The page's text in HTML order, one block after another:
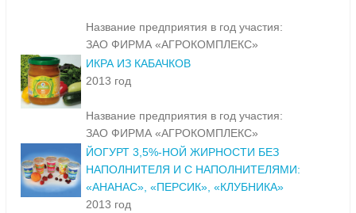
Название предприятия в год участия:
ЗАО ФИРМА «АГРОКОМПЛЕКС»
ИКРА ИЗ КАБАЧКОВ
2013 год
Название предприятия в год участия:
ЗАО ФИРМА «АГРОКОМПЛЕКС»
ЙОГУРТ 3,5%-НОЙ ЖИРНОСТИ БЕЗ
НАПОЛНИТЕЛЯ И С НАПОЛНИТЕЛЯМИ:
«АНАНАС», «ПЕРСИК», «КЛУБНИКА»
2013 год